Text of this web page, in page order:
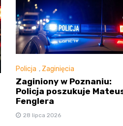
Policja , Zaginięcia
Zaginiony w Poznaniu:
Policja poszukuje
Fenglera
28 lipca 2026